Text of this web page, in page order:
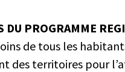
DU PROGRAMME
de tous les
des territoires pour